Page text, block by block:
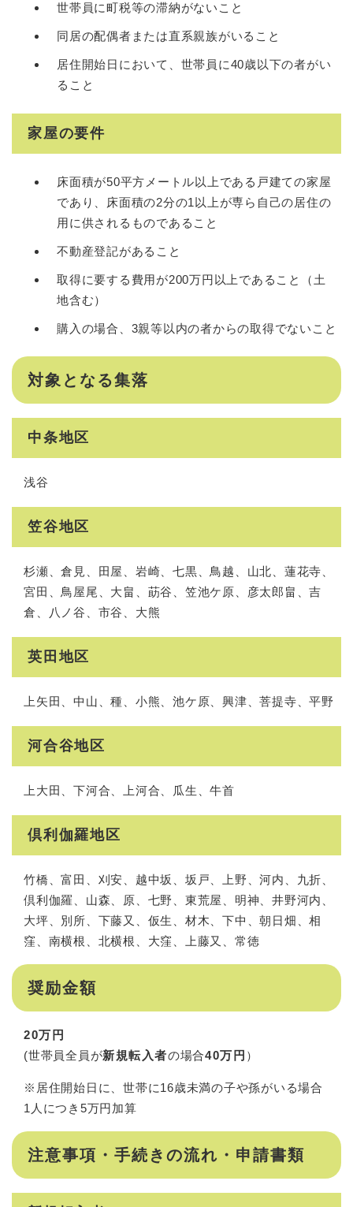
世帯員に町税等の滞納がないこと
同居の配偶者または直系親族がいること
居住開始日において、世帯員に40歳以下の者がい
ること
家屋の要件
床面積が50平方メートル以上である戸建ての家屋
であり、床面積の2分の1以上が専ら自己の居住の
用に供されるものであること
不動産登記があること
取得に要する費用が200万円以上であること（土
地含む）
購入の場合、3親等以内の者からの取得でないこと
対象となる集落
中条地区
浅谷
笠谷地区
杉瀬、倉見、田屋、岩崎、七黒、鳥越、山北、蓮花寺、
宮田、鳥屋尾、大畠、莇谷、笠池ケ原、彦太郎畠、吉
倉、八ノ谷、市谷、大熊
英田地区
上矢田、中山、種、小熊、池ケ原、興津、菩提寺、平野
河合谷地区
上大田、下河合、上河合、瓜生、牛首
倶利伽羅地区
竹橋、富田、刈安、越中坂、坂戸、上野、河内、九折、
倶利伽羅、山森、原、七野、東荒屋、明神、井野河内、
大坪、別所、下藤又、仮生、材木、下中、朝日畑、相
窪、南横根、北横根、大窪、上藤又、常徳
奨励金額
20万円
(世帯員全員が新規転入者の場合40万円 ）
※居住開始日に、世帯に16歳未満の子や孫がいる場合
1人につき5万円加算
注意事項・手続きの流れ・申請書類